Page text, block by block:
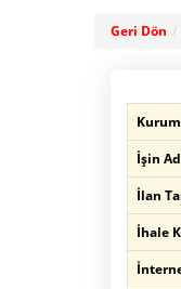
Geri Dön
Kurum
İşin
İlan
İhale